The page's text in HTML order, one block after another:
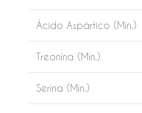
Ácido Aspártico (Mín.)
Treonina (Mín.)
Serina (Mín.)